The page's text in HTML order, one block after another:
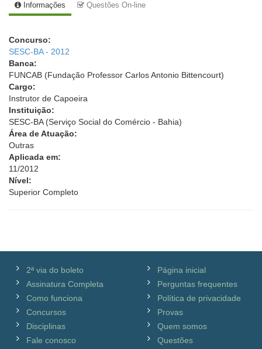
Informações Questões On-line
Concurso:
SESC-BA - 2012
Banca:
FUNCAB (Fundação Professor Carlos Antonio Bittencourt)
Cargo:
Instrutor de Capoeira
Instituição:
SESC-BA (Serviço Social do Comércio - Bahia)
Área de Atuação:
Outras
Aplicada em:
11/2012
Nível:
Superior Completo
2ª via do boleto
Assinatura Completa
Como funciona
Concursos
Disciplinas
Fale conosco
Página inicial
Perguntas frequentes
Política de privacidade
Provas
Quem somos
Questões